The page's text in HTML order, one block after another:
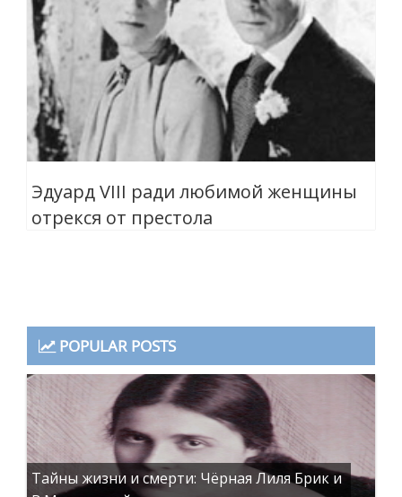
Эдуард VIII ради любимой женщины
отрекся от престола
POPULAR POSTS
Тайны жизни и смерти: Чёрная Лиля Брик и